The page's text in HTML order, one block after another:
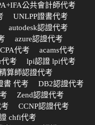
公共會計師代考
UNLPP證書代考
autodesk認證代考
azure認證代考
CPA代考
acams代考
考
lpi認證 lpi代考
算師認證代考
書 代考
DB2認證代考
Zend認證代考
CCNP認證代考
chfi代考